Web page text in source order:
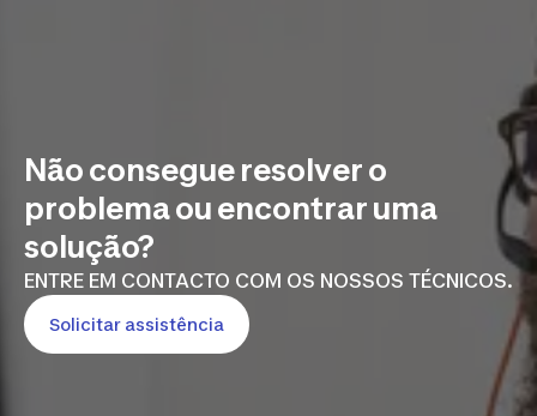
Não consegue resolver o
problema ou encontrar uma
solução?
ENTRE EM CONTACTO COM OS NOSSOS TÉCNICOS.
Solicitar assistência